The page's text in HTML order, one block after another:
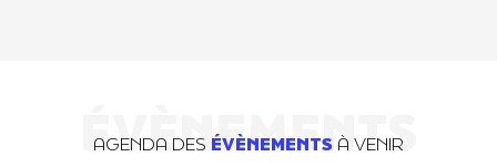
ÉVÈNEMENTS
AGENDA DES ÉVÈNEMENTS À VENIR